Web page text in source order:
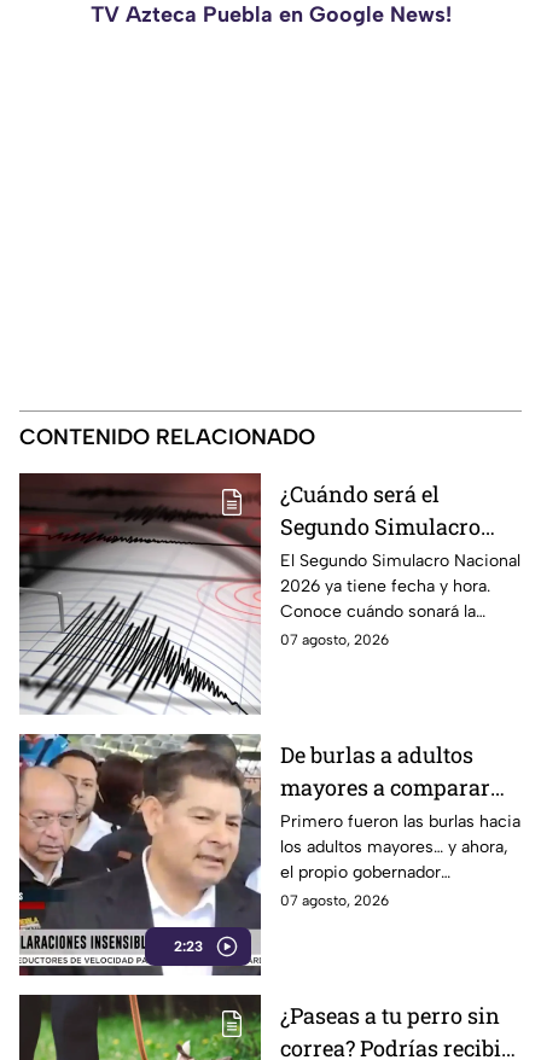
TV Azteca Puebla en Google News!
CONTENIDO RELACIONADO
¿Cuándo será el
Segundo Simulacro
Nacional 2026? A esta
hora sonará la alerta
sísmica
El Segundo Simulacro Nacional
2026 ya tiene fecha y hora.
Conoce cuándo sonará la
alerta sísmica y qué ocurrirá
07 agosto, 2026
2:23
De burlas a adultos
mayores a comparar
Puebla con Palestina:
Alejandro Armenta se
disculpa “a modo” por
sus insensibles dichos
las también morenistas
Nayeli Salvatori y
Primero fueron las burlas hacia
los adultos mayores… y ahora,
el propio gobernador
morenista Alejandro Armenta
en Palestina. Tras la polémica y
el rechazo, el mandatario tuvo
07 agosto, 2026
¿Paseas a tu perro sin
correa? Podrías recibir